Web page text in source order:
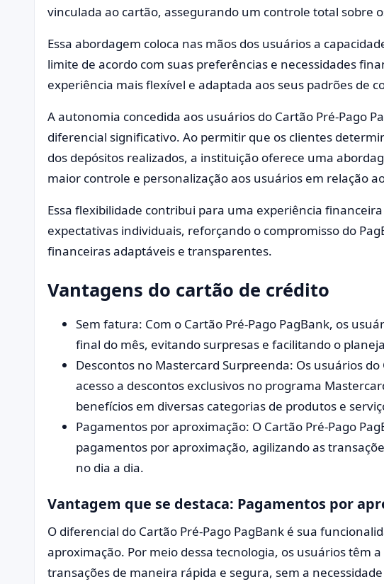
vinculada ao cartão, assegurando um controle total sobre
Essa abordagem coloca nas mãos dos usuários a
limite de acordo com suas preferências e necessidades
experiência mais flexível e adaptada aos seus padrões de
A autonomia concedida aos usuários do Cartão Pré-Pago
diferencial significativo. Ao permitir que os clientes
dos depósitos realizados, a instituição oferece uma
maior controle e personalização aos usuários em relação
Essa flexibilidade contribui para uma experiência
expectativas individuais, reforçando o compromisso do
financeiras adaptáveis e transparentes.
Vantagens do cartão de crédito
Sem fatura: Com o Cartão Pré-Pago PagBank, os
final do mês, evitando surpresas e facilitando o
Descontos no Mastercard Surpreenda: Os usuários
acesso a descontos exclusivos no programa
benefícios em diversas categorias de produtos e
Pagamentos por aproximação: O Cartão Pré-Pago
pagamentos por aproximação, agilizando as
no dia a dia.
Vantagem que se destaca: Pagamentos por
O diferencial do Cartão Pré-Pago PagBank é sua
aproximação. Por meio dessa tecnologia, os usuários têm
transações de maneira rápida e segura, sem a